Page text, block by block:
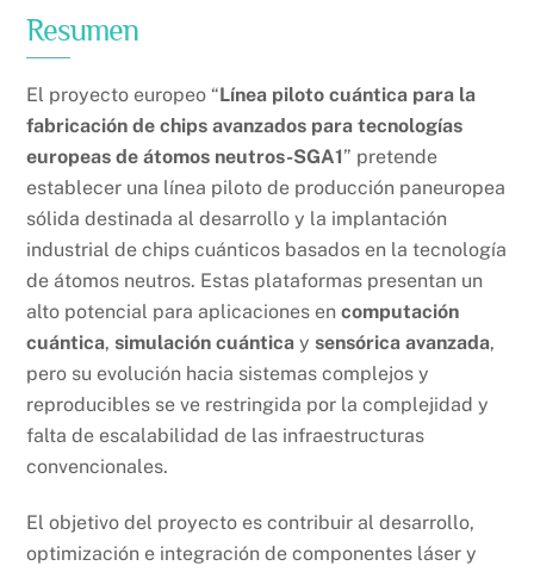
Resumen
El proyecto europeo “Línea piloto cuántica para la
fabricación de chips avanzados para tecnologías
europeas de átomos neutros-SGA1” pretende
establecer una línea piloto de producción paneuropea
sólida destinada al desarrollo y la implantación
industrial de chips cuánticos basados en la tecnología
de átomos neutros. Estas plataformas presentan un
alto potencial para aplicaciones encomputación
cuántica,simulación cuántica ysensórica avanzada,
pero su evolución hacia sistemas complejos y
reproducibles se ve restringida por la complejidad y
falta de escalabilidad de las infraestructuras
convencionales.
El objetivo del proyecto es contribuir al desarrollo,
optimización e integración de componentes láser y